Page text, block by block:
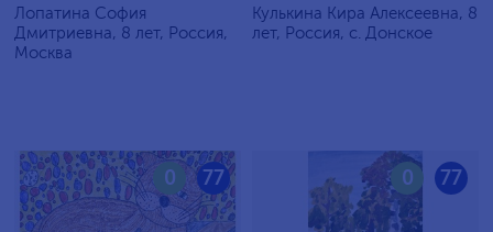
Лопатина София
Дмитриевна, 8 лет, Россия,
Москва
Кулькина Кира Алексеевна, 8
лет, Россия, с. Донское
77
0 77
0